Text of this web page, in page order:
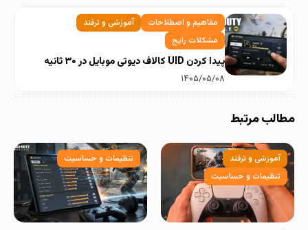
مفاهیم و اصطلاحات
آموزشی و ترفند
مشکلات رایج
پیدا کردن UID کالاف دیوتی موبایل در ۳۰ ثانیه
۱۴۰۵/۰۵/۰۸
مطالب مرتبط
آموزشی و ترفند
تنظیمات و حساسیت
تنظیمات و حساسیت